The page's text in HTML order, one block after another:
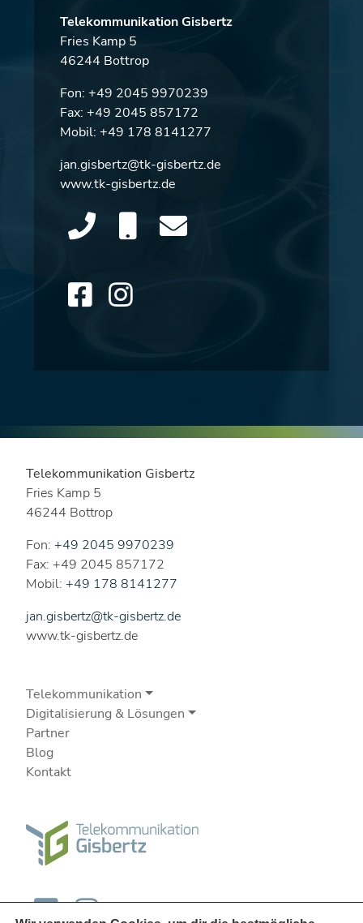
Telekommunikation Gisbertz
Fries Kamp 5
46244 Bottrop
Fon: +49 2045 9970239
Fax: +49 2045 857172
Mobil: +49 178 8141277
jan.gisbertz@tk-gisbertz.de
www.tk-gisbertz.de
Telekommunikation Gisbertz
Fries Kamp 5
46244 Bottrop
Fon: +49 2045 9970239
Fax: +49 2045 857172
Mobil: +49 178 8141277
jan.gisbertz@tk-gisbertz.de
www.tk-gisbertz.de
Telekommunikation
Digitalisierung & Lösungen
Partner
Blog
Kontakt